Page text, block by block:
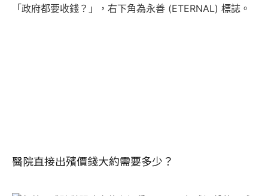
醫院直接出殯價錢大約需要多少？